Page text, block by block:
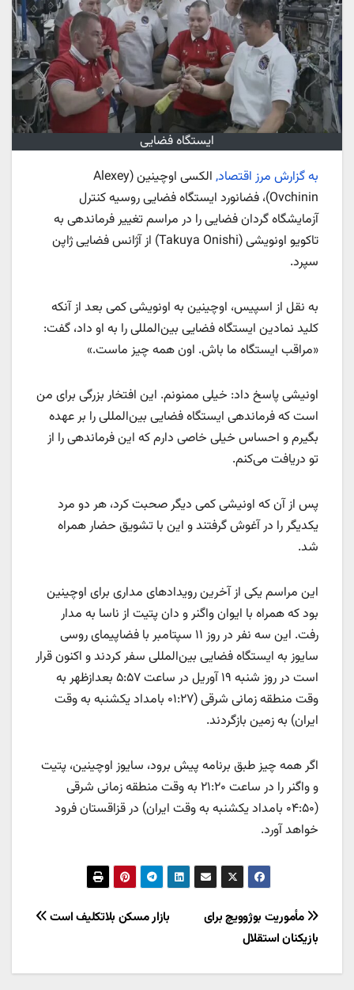
ایستگاه فضایی
به گزارش مرز اقتصاد,
الکسی اوچینین (Alexey
Ovchinin)، فضانورد ایستگاه فضایی روسیه کنترل
آزمایشگاه گردان فضایی را در مراسم تغییر فرماندهی به
تاکویو اونویشی (Takuya Onishi) از آژانس فضایی ژاپن
سپرد.
به نقل از اسپیس، اوچینین به اونویشی کمی بعد از آنکه
کلید نمادین ایستگاه فضایی بین‌المللی را به او داد، گفت:
«مراقب ایستگاه ما باش. اون همه چیز ماست.»
اونیشی پاسخ داد: خیلی ممنونم. این افتخار بزرگی برای من
است که فرماندهی ایستگاه فضایی بین‌المللی را بر عهده
بگیرم و احساس خیلی خاصی دارم که این فرماندهی را از
تو دریافت می‌کنم.
پس از آن که اونیشی کمی دیگر صحبت کرد، هر دو مرد
یکدیگر را در آغوش گرفتند و این با تشویق حضار همراه
شد.
این مراسم یکی از آخرین رویدادهای مداری برای اوچینین
بود که همراه با ایوان واگنر و دان پتیت از ناسا به مدار
رفت. این سه نفر در روز ۱۱ سپتامبر با فضاپیمای روسی
سایوز به ایستگاه فضایی بین‌المللی سفر کردند و اکنون قرار
است در روز شنبه ۱۹ آوریل در ساعت ۵:۵۷ بعدازظهر به
وقت منطقه زمانی شرقی (۰۱:۲۷ بامداد یکشنبه به وقت
ایران) به زمین بازگردند.
اگر همه چیز طبق برنامه پیش برود، سایوز اوچینین، پتیت
و واگنر را در ساعت ۲۱:۲۰ به وقت منطقه زمانی شرقی
(۰۴:۵۰ بامداد یکشنبه به وقت ایران) در قزاقستان فرود
خواهد آورد.
راهبری
نوشته
بازار مسکن بلاتکلیف است
مأموریت بوژوویچ برای
بازیکنان استقلال